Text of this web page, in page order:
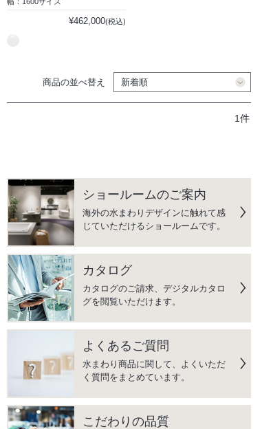
¥462,000(税込)
商品の並べ替え
1件
ショールームのご案内
海外の水まわりデザインに触れて感
じていただけるショールームです。
カタログ
カタログのご請求、デジタルカタロ
グを閲覧いただけます。
よくあるご質問
水まわり商品に関して、よくいただ
く質問をまとめています。
こだわりの品質